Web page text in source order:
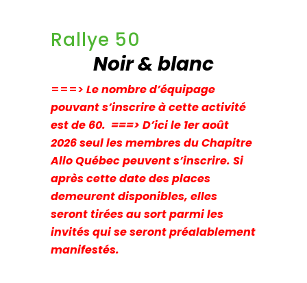
Rallye 50
Noir & blanc
===> Le nombre d’équipage
pouvant s’inscrire à cette activité
est de 60. ===> D’ici le 1er août
2026 seul les membres du Chapitre
Allo Québec peuvent s’inscrire. Si
après cette date des places
demeurent disponibles, elles
seront tirées au sort parmi les
invités qui se seront préalablement
manifestés.